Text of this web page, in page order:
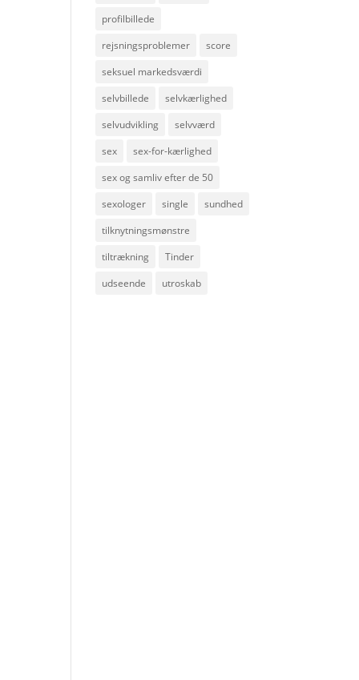
profilbillede
rejsningsproblemer
score
seksuel markedsværdi
selvbillede
selvkærlighed
selvudvikling
selvværd
sex
sex-for-kærlighed
sex og samliv efter de 50
sexologer
single
sundhed
tilknytningsmønstre
tiltrækning
Tinder
udseende
utroskab